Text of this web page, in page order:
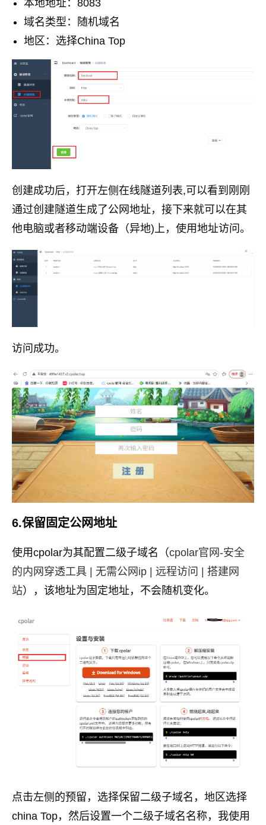
本地地址：8083
域名类型：随机域名
地区：选择China Top
创建成功后，打开左侧在线隧道列表,可以看到刚刚
通过创建隧道生成了公网地址，接下来就可以在其
他电脑或者移动端设备（异地)上，使用地址访问。
访问成功。
6.保留固定公网地址
使用cpolar为其配置二级子域名（cpolar官网-安全
的内网穿透工具 | 无需公网ip | 远程访问 | 搭建网
站），该地址为固定地址，不会随机变化。
点击左侧的预留，选择保留二级子域名，地区选择
china Top，然后设置一个二级子域名名称，我使用